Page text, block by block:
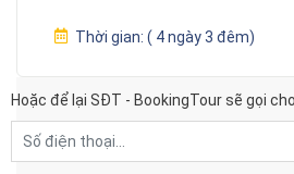
Thời gian:( 4 ngày 3 đêm)
Hoặc để lại SĐT - BookingTour sẽ gọi